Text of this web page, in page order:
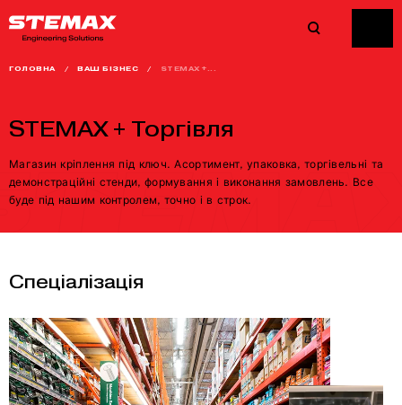
ГОЛОВНА / ВАШ БІЗНЕС / STEMAX +...
STEMAX + Торгівля
Магазин кріплення під ключ. Асортимент, упаковка, торгівельні та
демонстраційні стенди, формування і виконання замовлень. Все
буде під нашим контролем, точно і в строк.
Спеціалізація